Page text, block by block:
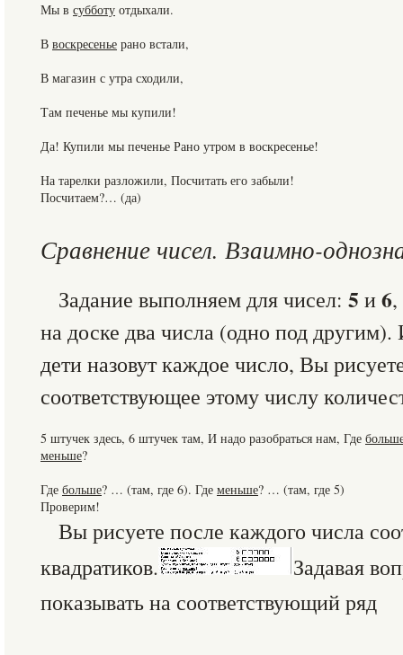
Мы в субботу отдыхали.
В воскресенье рано встали,
В магазин с утра сходили,
Там печенье мы купили!
Да! Купили мы печенье Рано утром в воскресенье!
На тарелки разложили, Посчитать его забыли!
Посчитаем?… (да)
Сравнение чисел. Взаимно-
Задание выполняем для чисел: 5 и6,
на доске два числа (одно под другим).
дети назовут каждое число, Вы
соответствующее этому числу
5 штучек здесь, 6 штучек там, И надо разобраться нам, Где
меньше?
Где больше? … (там, где 6). Где меньше? … (там, где 5)
Проверим!
Вы рисуете после каждого числа
квадратиков.
Задавая
показывать на соответствующий ряд